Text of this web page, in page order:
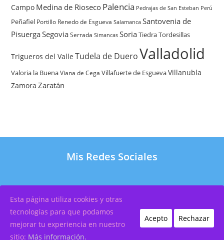
Campo Medina de Rioseco Palencia Pedrajas de San Esteban Perú
Peñafiel Portillo Renedo de Esgueva Salamanca Santovenia de
PisuergaSegovia Serrada Simancas SoriaTiedraTordesillas
Trigueros del Valle Tudela de Duero Valladolid
Valoria la Buena Viana de Cega Villafuerte de EsguevaVillanubla
Zamora Zaratán
Mis Redes Sociales
Copyright 2026 – Por OscarXavier Diseño Web
Política de Cookies|Aviso Legal |Política de
Esta página utiliza cookies y otras
tecnologías para que podamos
mejorar tu experiencia en nuestro
sitio: Más información.
Acepto Rechazar